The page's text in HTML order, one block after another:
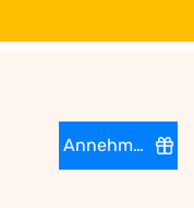
Annehmen